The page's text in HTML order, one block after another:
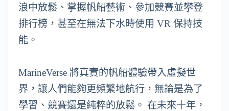
浪中放鬆、掌握帆船藝術、參加競賽並攀登
排行榜，甚至在無法下水時使用 VR 保持技
能。
MarineVerse 將真實的帆船體驗帶入虛擬世
界，讓人們能夠更頻繁地航行，無論是為了
學習、競賽還是純粹的放鬆。 在未來十年，